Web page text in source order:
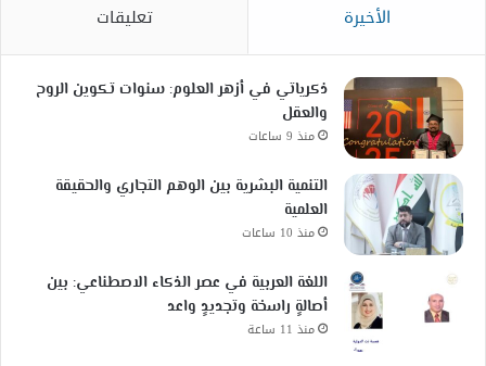
الأخيرة تعليقات
ذكرياتي في أزهر العلوم: سنوات تكوين الروح
والعقل
منذ 9 ساعات
التنمية البشرية بين الوهم التجاري والحقيقة
العلمية
منذ 10 ساعات
اللغة العربية في عصر الذكاء الاصطناعي: بين
أصالةٍ راسخة وتجديدٍ واعد
منذ 11 ساعة